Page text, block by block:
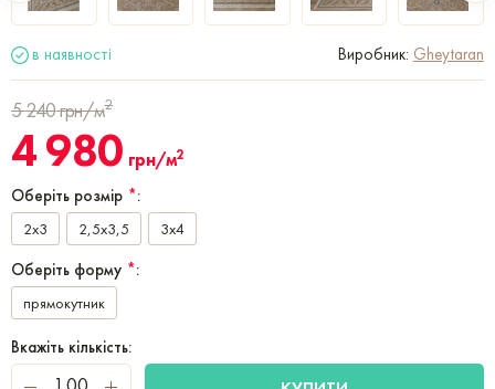
в наявності Виробник: Gheytaran
5 240грн/м2
4 980 грн/м2
Оберіть розмір *:
2x3 2,5x3,5 3x4
Оберіть форму *:
прямокутник
Вкажіть кількість: